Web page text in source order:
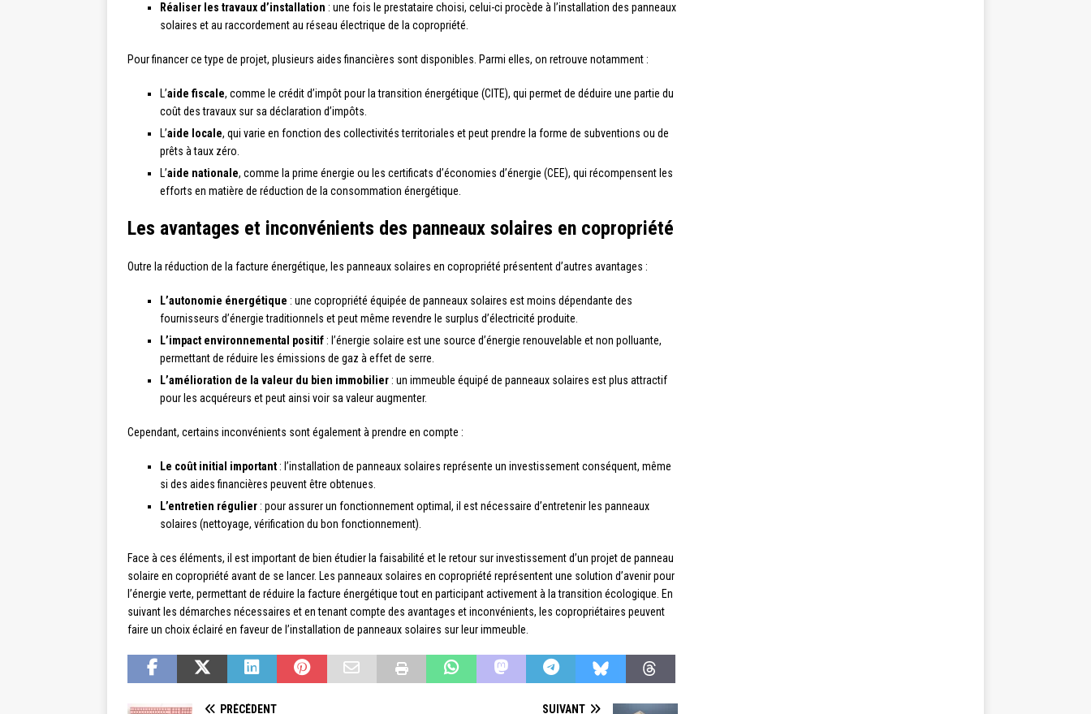
Réaliser les travaux d’installation : une fois le prestataire choisi, celui-ci procède à l’installation des panneaux
solaires et au raccordement au réseau électrique de la copropriété.
Pour financer ce type de projet, plusieurs aides financières sont disponibles. Parmi elles, on retrouve notamment :
L’aide fiscale, comme le crédit d’impôt pour la transition énergétique (CITE), qui permet de déduire une partie du
coût des travaux sur sa déclaration d’impôts.
L’aide locale, qui varie en fonction des collectivités territoriales et peut prendre la forme de subventions ou de
prêts à taux zéro.
L’aide nationale, comme la prime énergie ou les certificats d’économies d’énergie (CEE), qui récompensent les
efforts en matière de réduction de la consommation énergétique.
Les avantages et inconvénients des panneaux solaires en copropriété
Outre la réduction de la facture énergétique, les panneaux solaires en copropriété présentent d’autres avantages :
L’autonomie énergétique : une copropriété équipée de panneaux solaires est moins dépendante des
fournisseurs d’énergie traditionnels et peut même revendre le surplus d’électricité produite.
L’impact environnemental positif : l’énergie solaire est une source d’énergie renouvelable et non polluante,
permettant de réduire les émissions de gaz à effet de serre.
L’amélioration de la valeur du bien immobilier : un immeuble équipé de panneaux solaires est plus attractif
pour les acquéreurs et peut ainsi voir sa valeur augmenter.
Cependant, certains inconvénients sont également à prendre en compte :
Le coût initial important : l’installation de panneaux solaires représente un investissement conséquent, même
si des aides financières peuvent être obtenues.
L’entretien régulier : pour assurer un fonctionnement optimal, il est nécessaire d’entretenir les panneaux
solaires (nettoyage, vérification du bon fonctionnement).
Face à ces éléments, il est important de bien étudier la faisabilité et le retour sur investissement d’un projet de panneau
solaire en copropriété avant de se lancer. Les panneaux solaires en copropriété représentent une solution d’avenir pour
l’énergie verte, permettant de réduire la facture énergétique tout en participant activement à la transition écologique. En
suivant les démarches nécessaires et en tenant compte des avantages et inconvénients, les copropriétaires peuvent
faire un choix éclairé en faveur de l’installation de panneaux solaires sur leur immeuble.
PRÉCÉDENT SUIVANT